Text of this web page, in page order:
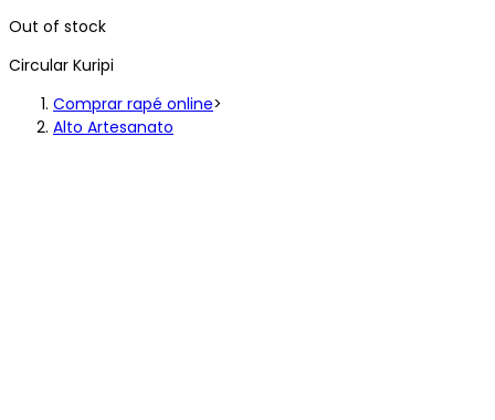
Out of stock
Circular Kuripi
Comprar rapé online>
Alto Artesanato